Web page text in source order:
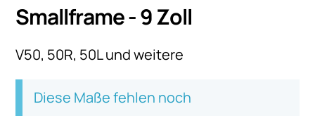
Smallframe - 9 Zoll
V50, 50R, 50L und weitere
Diese Maße fehlen noch